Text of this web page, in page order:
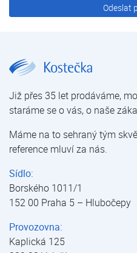
Odeslat
Již přes 35 let prodáváme,
staráme se o vás, o naše
Máme na to sehraný tým
reference mluví za nás.
Sídlo:
Borského 1011/1
152 00 Praha 5 – Hlubočepy
Provozovna:
Kaplická 125